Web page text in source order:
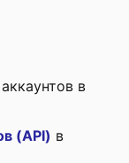
в
(API) в